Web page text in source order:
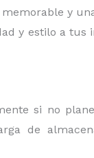
y
y estilo a tus
si no
de